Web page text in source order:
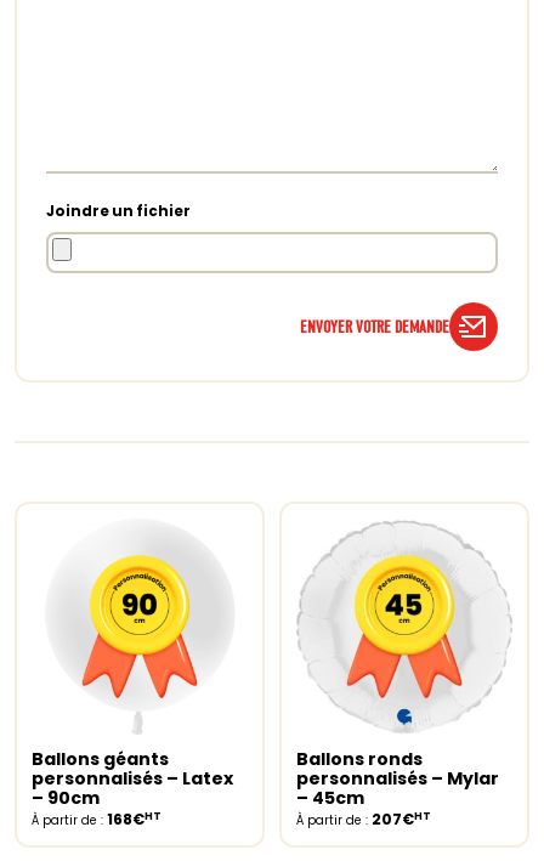
Joindre un fichier
ENVOYER VOTRE DEMANDE
Select options
Ballons géants
personnalisés – Latex
– 90cm
À partir de : 168€HT
Select options
Ballons ronds
personnalisés – Mylar
– 45cm
À partir de : 207€HT